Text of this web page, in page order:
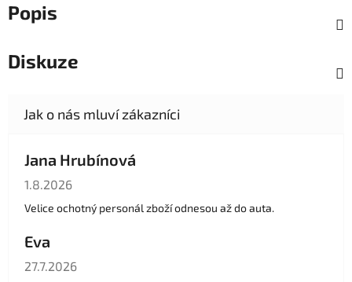
Popis
Diskuze
Jana Hrubínová
Hodnocení obchodu je 5 z 5 hvězdiček.
1.8.2026
Velice ochotný personál zboží odnesou až do auta.
Eva
Hodnocení obchodu je 5 z 5 hvězdiček.
27.7.2026